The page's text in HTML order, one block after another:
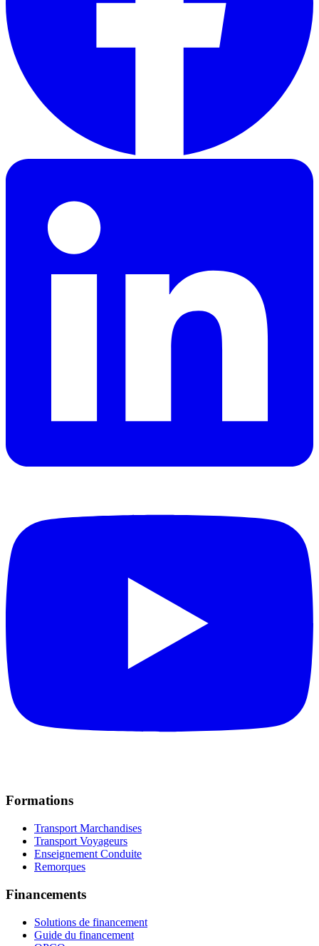
Formations
Transport Marchandises
Transport Voyageurs
Enseignement Conduite
Remorques
Financements
Solutions de financement
Guide du financement